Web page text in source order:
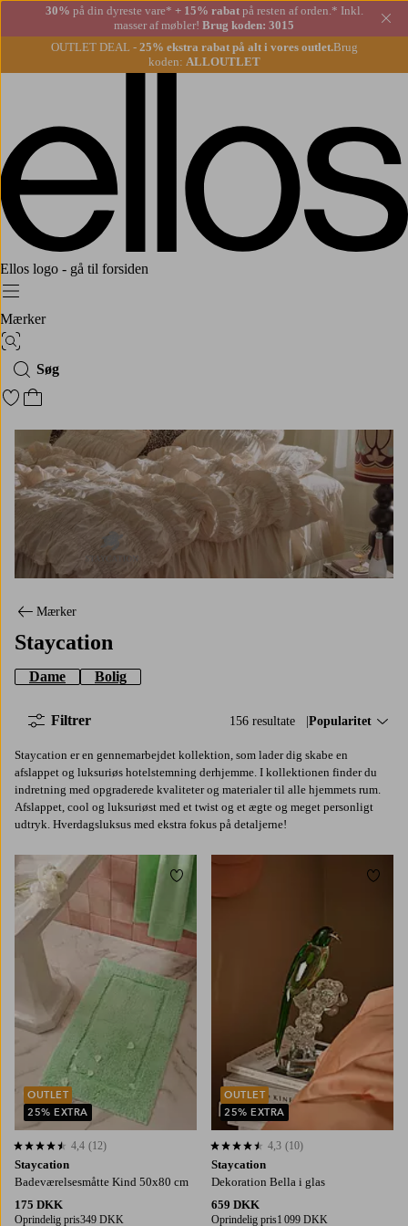
30% på din dyreste vare* + 15% rabatpå resten af orden.* Inkl.
masser af møbler! Brug koden: 3015
OUTLET DEAL - 25% ekstra rabat på alt i vores outlet.Brug
koden: ALLOUTLET
Ellos logo - gå til forsiden
Menu
Mærker
Billedsøgning
Søg
Gå til favoritmarkerede produkter
Gå til indkøbskurven
Staycation
Mærker
Staycation
Dame Bolig
156 resultate Sorter efter:
Popularitet
Filtrer
Staycation er en gennemarbejdet kollektion, som lader dig skabe en
afslappet og luksuriøs hotelstemning derhjemme. I kollektionen finder du
indretning med opgraderede kvaliteter og materialer til alle hjemmets rum.
Afslappet, cool og luksuriøst med et twist og et ægte og meget personligt
udtryk. Hverdagsluksus med ekstra fokus på detaljerne!
Staycation
Badeværelsesmåtte Kind 50x80 cm
175 DKK
Oprindelig pris349 DKK
4,4 baseret på 12 bedømmelser
4,4 (12)
OUTLET
25% EXTRA
Tilføj til favoritter
Staycation
Dekoration Bella i glas
659 DKK
Oprindelig pris1 099 DKK
4,3 baseret på 10 bedømmelser
4,3 (10)
OUTLET
25% EXTRA